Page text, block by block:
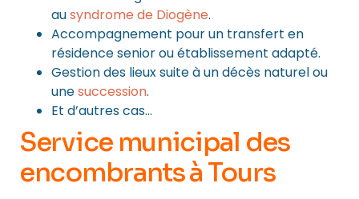
ausyndrome de Diogène.
Accompagnement pour un transfert en
résidence senior ou établissement adapté.
Gestion des lieux suite à un décès naturel ou
unesuccession.
Et d’autres cas…
Service municipal des
encombrants à Tours